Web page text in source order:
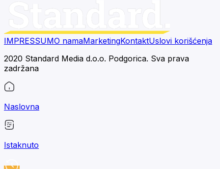
IMPRESSUMO namaMarketingKontaktUslovi korišćenja
2020 Standard Media d.o.o. Podgorica. Sva prava
zadržana
Naslovna
Istaknuto